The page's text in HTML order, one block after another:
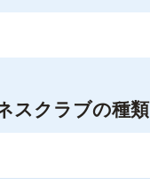
スクラブの種類